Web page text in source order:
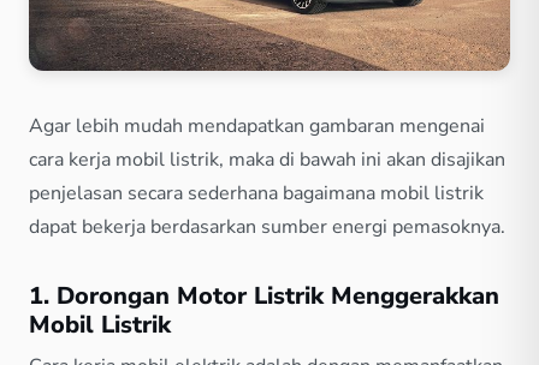
Agar lebih mudah mendapatkan gambaran mengenai
cara kerja mobil listrik, maka di bawah ini akan disajikan
penjelasan secara sederhana bagaimana mobil listrik
dapat bekerja berdasarkan sumber energi pemasoknya.
1. Dorongan Motor Listrik Menggerakkan
Mobil Listrik